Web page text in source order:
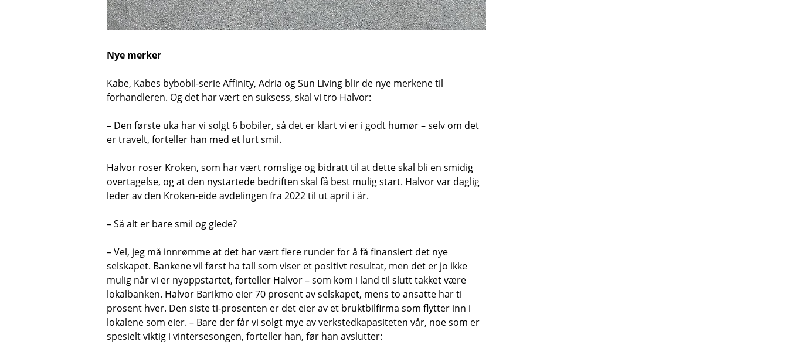
Nye merker
Kabe, Kabes bybobil-serie Affinity, Adria og Sun Living blir de nye merkene til
forhandleren. Og det har vært en suksess, skal vi tro Halvor:
– Den første uka har vi solgt 6 bobiler, så det er klart vi er i godt humør – selv om det
er travelt, forteller han med et lurt smil.
Halvor roser Kroken, som har vært romslige og bidratt til at dette skal bli en smidig
overtagelse, og at den nystartede bedriften skal få best mulig start. Halvor var daglig
leder av den Kroken-eide avdelingen fra 2022 til ut april i år.
– Så alt er bare smil og glede?
– Vel, jeg må innrømme at det har vært flere runder for å få finansiert det nye
selskapet. Bankene vil først ha tall som viser et positivt resultat, men det er jo ikke
mulig når vi er nyoppstartet, forteller Halvor – som kom i land til slutt takket være
lokalbanken. Halvor Barikmo eier 70 prosent av selskapet, mens to ansatte har ti
prosent hver. Den siste ti-prosenten er det eier av et bruktbilfirma som flytter inn i
lokalene som eier. – Bare der får vi solgt mye av verkstedkapasiteten vår, noe som er
spesielt viktig i vintersesongen, forteller han, før han avslutter: